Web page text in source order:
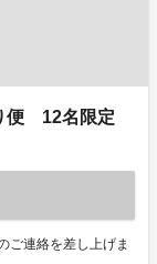
便 12名限定
ご連絡を差し上げま